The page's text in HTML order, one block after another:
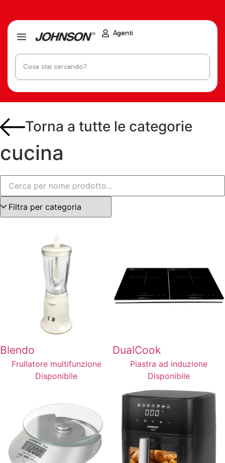
Agenti
Torna a tutte le categorie
cucina
Blendo
Frullatore multifunzione
Disponibile
DualCook
Piastra ad induzione
Disponibile